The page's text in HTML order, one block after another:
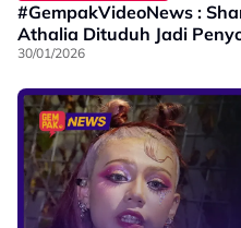
#GempakVideoNews :
Athalia Dituduh Jadi
30/01/2026